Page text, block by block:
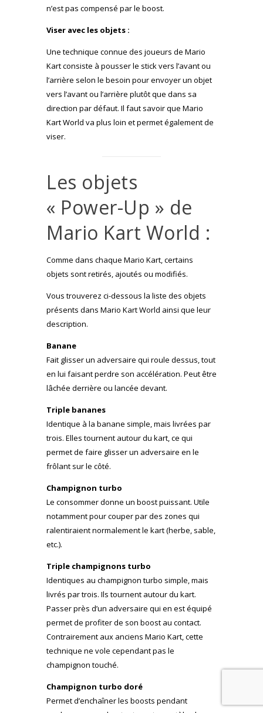
n’est pas compensé par le boost.
Viser avec les objets :
Une technique connue des joueurs de Mario
Kart consiste à pousser le stick vers l’avant ou
l’arrière selon le besoin pour envoyer un objet
vers l’avant ou l’arrière plutôt que dans sa
direction par défaut. Il faut savoir que Mario
Kart World va plus loin et permet également de
viser.
Les objets
« Power-Up » de
Mario Kart World :
Comme dans chaque Mario Kart, certains
objets sont retirés, ajoutés ou modifiés.
Vous trouverez ci-dessous la liste des objets
présents dans Mario Kart World ainsi que leur
description.
Banane
Fait glisser un adversaire qui roule dessus, tout
en lui faisant perdre son accélération. Peut être
lâchée derrière ou lancée devant.
Triple bananes
Identique à la banane simple, mais livrées par
trois. Elles tournent autour du kart, ce qui
permet de faire glisser un adversaire en le
frôlant sur le côté.
Champignon turbo
Le consommer donne un boost puissant. Utile
notamment pour couper par des zones qui
ralentiraient normalement le kart (herbe, sable,
etc.).
Triple champignons turbo
Identiques au champignon turbo simple, mais
livrés par trois. Ils tournent autour du kart.
Passer près d’un adversaire qui en est équipé
permet de profiter de son boost au contact.
Contrairement aux anciens Mario Kart, cette
technique ne vole cependant pas le
champignon touché.
Champignon turbo doré
Permet d’enchaîner les boosts pendant